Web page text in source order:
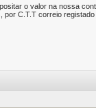
o valor na nossa
por C.T.T correio